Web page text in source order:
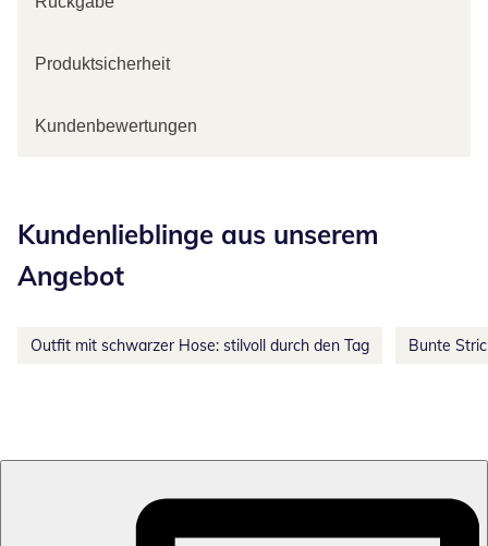
Produktsicherheit
Kundenbewertungen
Kundenlieblinge aus unserem
Angebot
Outfit mit schwarzer Hose: stilvoll durch den Tag Bunte